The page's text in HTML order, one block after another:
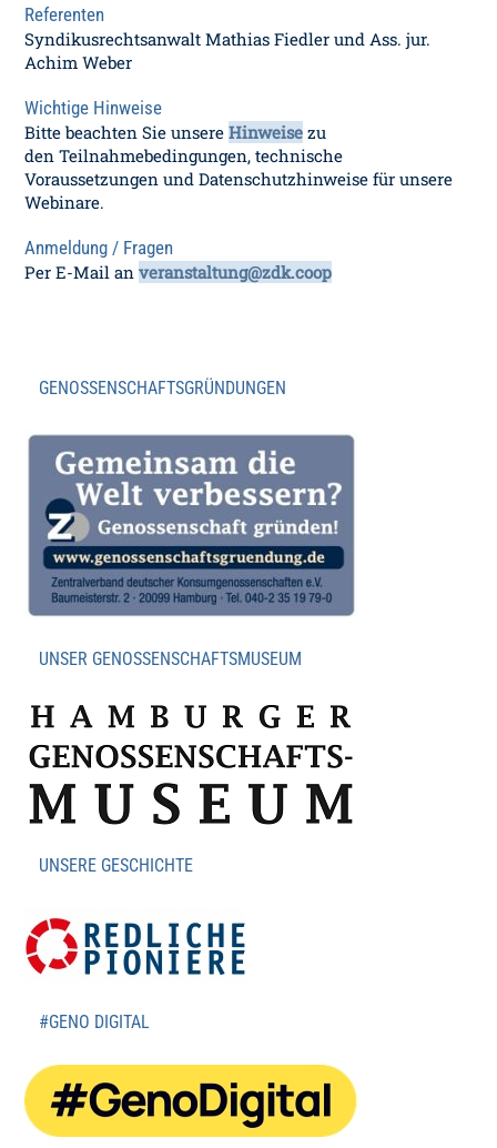
Referenten
Syndikusrechtsanwalt Mathias Fiedler und Ass. jur.
Achim Weber
Wichtige Hinweise
Bitte beachten Sie unsereHinweise zu
den Teilnahmebedingungen, technische
Voraussetzungen und Datenschutzhinweise für unsere
Webinare.
Anmeldung / Fragen
Per E-Mail anveranstaltung@zdk.coop
GENOSSENSCHAFTSGRÜNDUNGEN
UNSER GENOSSENSCHAFTSMUSEUM
UNSERE GESCHICHTE
#GENO DIGITAL